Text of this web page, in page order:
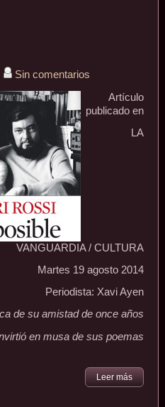
Sin comentarios
Artículo
publicado en
LA
VANGUARDIA / CULTURA
Martes 19 agosto 2014
Periodista: Xavi Ayen
de su amistad de once años
en musa de sus poemas
Leer más